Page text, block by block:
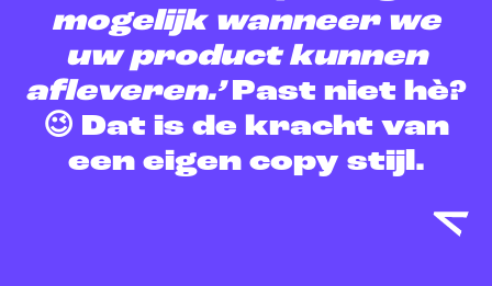
mogelijk wanneer we
uw product kunnen
afleveren.’Past niet hè?
😉 Dat is de kracht van
een eigen copy stijl.